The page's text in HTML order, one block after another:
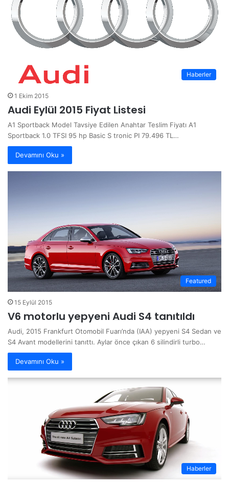
Haberler
1 Ekim 2015
Audi Eylül 2015 Fiyat Listesi
A1 Sportback Model Tavsiye Edilen Anahtar Teslim Fiyatı A1
Sportback 1.0 TFSI 95 hp Basic S tronic PI 79.496 TL…
Devamını Oku »
Featured
15 Eylül 2015
V6 motorlu yepyeni Audi S4 tanıtıldı
Audi, 2015 Frankfurt Otomobil Fuarı’nda (IAA) yepyeni S4 Sedan ve
S4 Avant modellerini tanıttı. Aylar önce çıkan 6 silindirli turbo…
Devamını Oku »
Haberler